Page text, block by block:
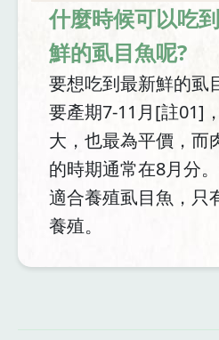
什麼時候可以吃
鮮的虱目魚呢?
要想吃到最新鮮的虱
要產期7-11月[註01]
大，也最為平價，而
的時期通常在8月分
適合養殖虱目魚，只
養殖。